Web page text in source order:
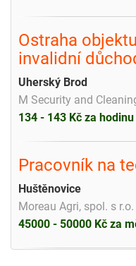
Ostraha
invalidní
Uherský Brod
M Security and
134 - 143 Kč za hodinu
Pracovník na
Huštěnovice
Moreau Agri, spol. s r.o.
45000 - 50000 Kč za